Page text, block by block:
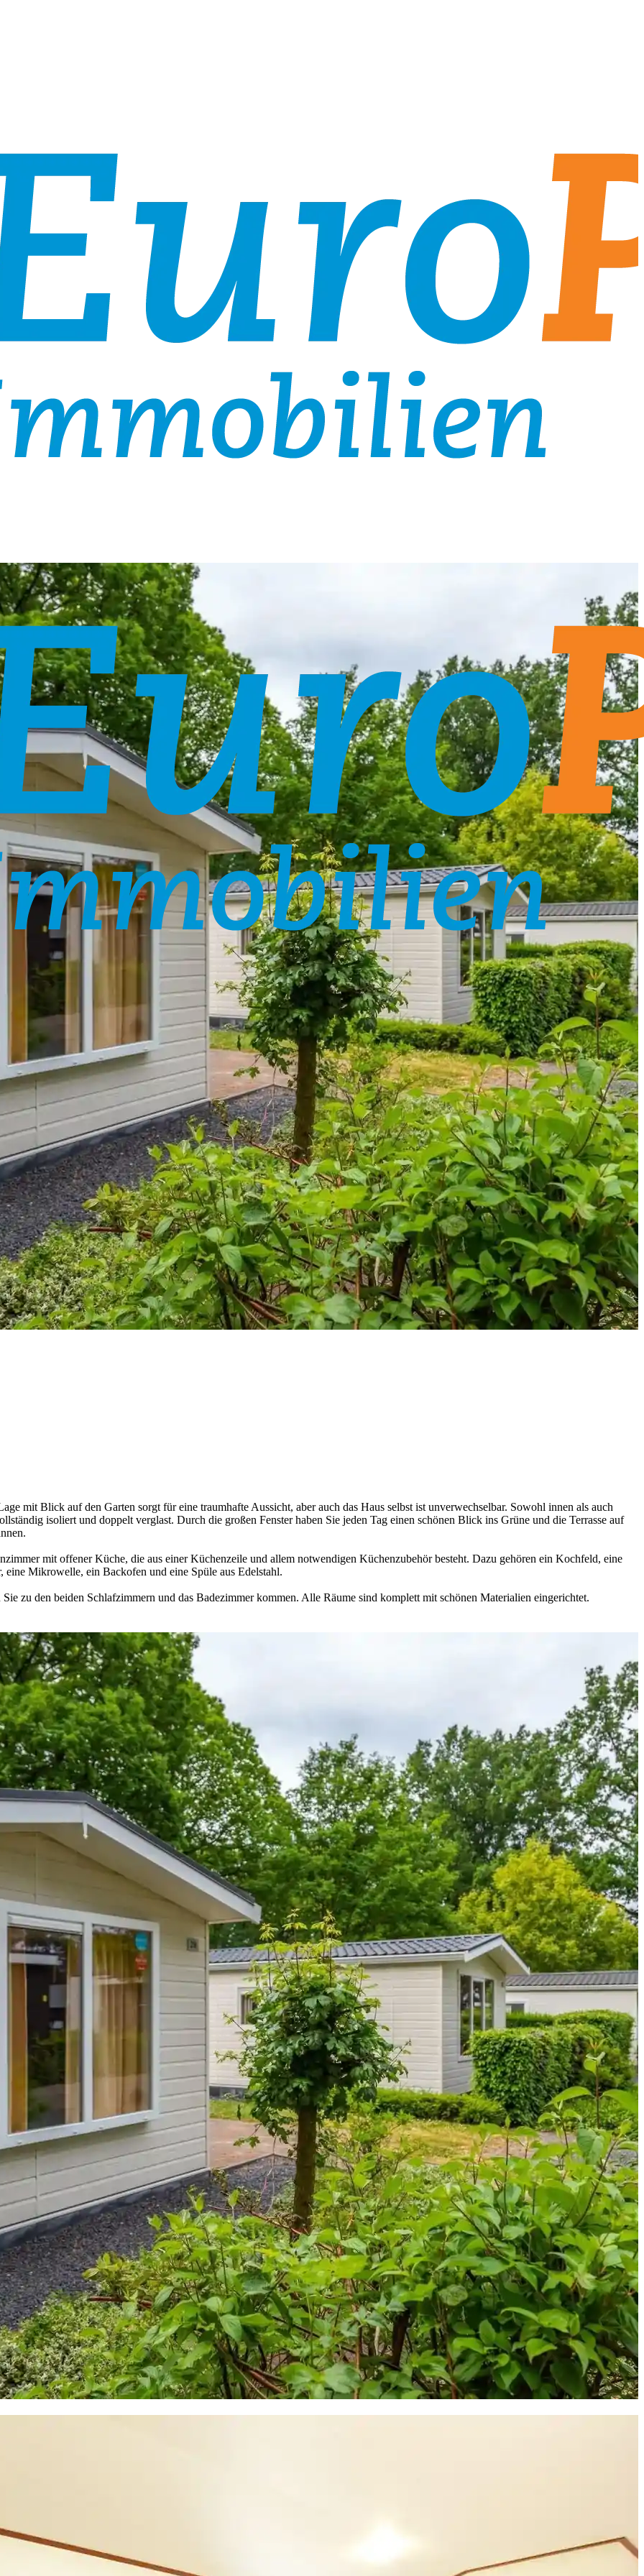
mit Blick auf den Garten sorgt für eine traumhafte Aussicht, aber auch das Haus selbst ist unverwechselbar. Sowohl innen als auch
isoliert und doppelt verglast. Durch die großen Fenster haben Sie jeden Tag einen schönen Blick ins Grüne und die Terrasse auf
mit offener Küche, die aus einer Küchenzeile und allem notwendigen Küchenzubehör besteht. Dazu gehören ein Kochfeld, eine
Mikrowelle, ein Backofen und eine Spüle aus Edelstahl.
zu den beiden Schlafzimmern und das Badezimmer kommen. Alle Räume sind komplett mit schönen Materialien eingerichtet.